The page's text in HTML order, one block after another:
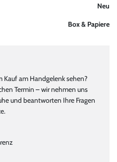
Neu
Box & Papiere
am Handgelenk sehen?
Termin – wir nehmen uns
und beantworten Ihre Fragen